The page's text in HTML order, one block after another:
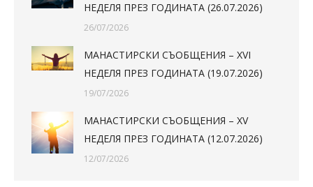
НЕДЕЛЯ ПРЕЗ ГОДИНАТА (26.07.2026)
26/07/2026
МАНАСТИРСКИ СЪОБЩЕНИЯ – XVI
НЕДЕЛЯ ПРЕЗ ГОДИНАТА (19.07.2026)
19/07/2026
МАНАСТИРСКИ СЪОБЩЕНИЯ – XV
НЕДЕЛЯ ПРЕЗ ГОДИНАТА (12.07.2026)
12/07/2026